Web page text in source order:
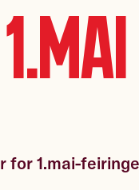
for 1.mai-